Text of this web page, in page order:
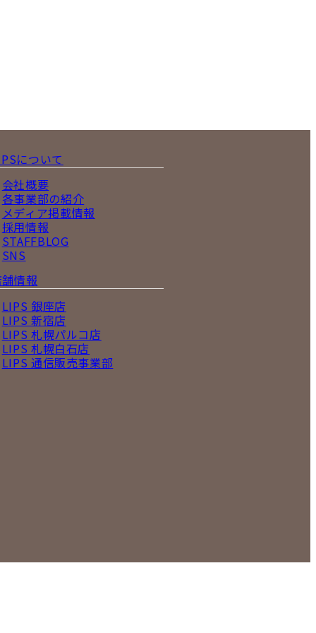
について
会社概要
各事業部の紹介
メディア掲載情報
採用情報
STAFFBLOG
SNS
情報
LIPS 銀座店
LIPS 新宿店
LIPS 札幌パルコ店
LIPS 札幌白石店
LIPS 通信販売事業部